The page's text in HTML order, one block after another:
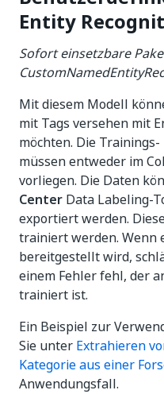
Entity
Sofort einsetzbare
Mit diesem Modell
mit Tags versehen mit
möchten. Die
müssen entweder im
vorliegen. Die Daten
Center Data Labeling-
exportiert werden.
trainiert werden. Wenn
bereitgestellt wird,
einem Fehler fehl, der
trainiert ist.
Ein Beispiel zur
Sie unter Extrahieren
Kategorie aus einer
Anwendungsfall.